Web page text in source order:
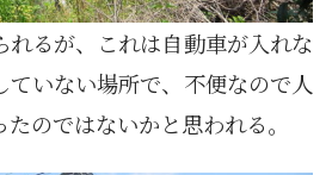
れるが、これは自動車が入れな
ていない場所で、不便なので人
のではないかと思われる。